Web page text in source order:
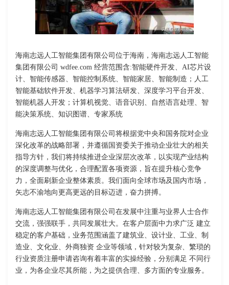
海南志远人工智能集团有限公司位于海南，海南志远人工智能
集团有限公司 wdfee.com 经营范围含:智能硬件开发、AI芯片设
计、智能传感器、智能控制系统、智能家居、智能制造；人工
智能基础软件开发、机器学习算法研发、深度学习平台开发、
智能机器人开发；计算机视觉、语音识别、自然语言处理、智
能决策系统、知识图谱、专家系统
海南志远人工智能集团有限公司将根据党中央和国务院对企业
深化改革的战略部署，并遵循国资委关于推动企业壮大的相关
指导方针，我们将持续推进企业深层次改革，以实现产业结构
的深度调整与优化，合理配置各项资源，旨在提升核心竞争
力，全面刷新企业整体素质。我们面向全球市场及国内市场，
矢志不渝地向更高更远的目标迈进，奋力拼搏。
海南志远人工智能集团有限公司在发展中注重与业界人士合作
交流，强强联手，共同发展壮大。在客户层面中力求广泛 建立
稳定的客户基础，业务范围涵盖了建筑业、设计业、工业、制
造业、文化业、外商独资 企业等领域，针对较为复杂、繁琐的
行业资质注册申请咨询有着丰富的实操经验，分别满足 不同行
业，为各企业尽其所能，为之提供合理、多方面的专业服务。